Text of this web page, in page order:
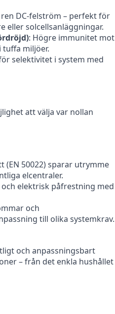
DC-felström – perfekt för
eller solcellsanläggningar.
: Högre immunitet mot
miljöer.
selektivitet i system med
att välja var nollan
(EN 50022) sparar utrymme
elcentraler.
och elektrisk påfrestning med
och
till olika systemkrav.
och anpassningsbart
– från det enkla hushållet